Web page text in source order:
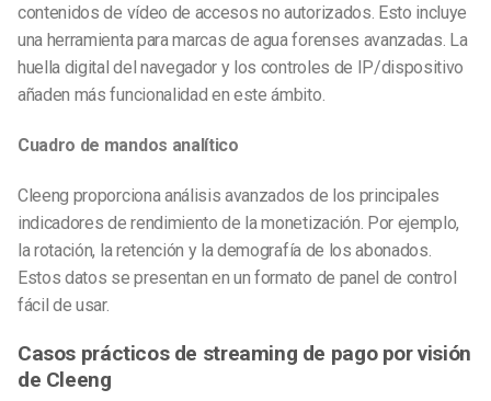
contenidos de vídeo de accesos no autorizados. Esto incluye
una herramienta para marcas de agua forenses avanzadas. La
huella digital del navegador y los controles de IP/dispositivo
añaden más funcionalidad en este ámbito.
Cuadro de mandos analítico
Cleeng proporciona análisis avanzados de los principales
indicadores de rendimiento de la monetización. Por ejemplo,
la rotación, la retención y la demografía de los abonados.
Estos datos se presentan en un formato de panel de control
fácil de usar.
Casos prácticos de streaming de pago por visión
de Cleeng